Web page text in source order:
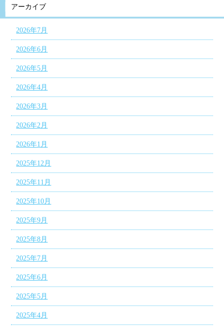
アーカイブ
2026年7月
2026年6月
2026年5月
2026年4月
2026年3月
2026年2月
2026年1月
2025年12月
2025年11月
2025年10月
2025年9月
2025年8月
2025年7月
2025年6月
2025年5月
2025年4月